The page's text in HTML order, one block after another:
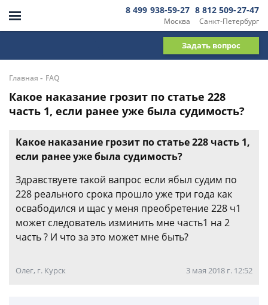
Москва
8 499 938-59-27
Санкт-Петербург
8 812 509-27-47
Задать вопрос
Главная - FAQ
Какое наказание грозит по статье 228
часть 1, если ранее уже была судимость?
Какое наказание грозит по статье 228 часть 1,
если ранее уже была судимость?
Здравствуете такой вапрос если ябыл судим по
228 реального срока прошло уже три года как
освабодился и щас у меня преобретение 228 ч1
может следователь изминить мне часть1 на 2
часть ? И что за это может мне быть?
Олег, г. Курск 3 мая 2018 г. 12:52